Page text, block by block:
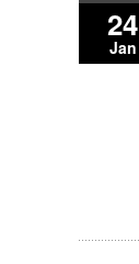
24
Jan